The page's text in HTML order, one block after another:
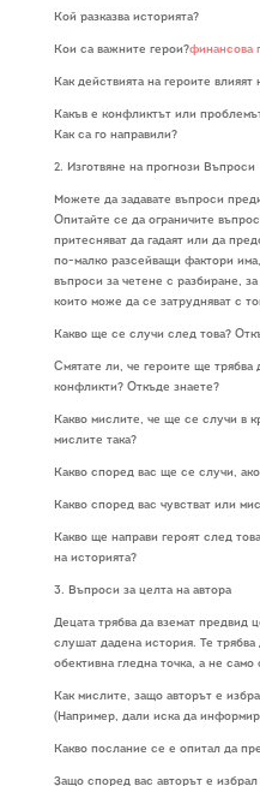
Кой разказва историята?
Кои са важните герои?финансова
Как действията на героите влияят
Какъв е конфликтът или
Как са го направили?
2. Изготвяне на прогнози Въпроси
Можете да задавате въпроси
Опитайте се да ограничите
притесняват да гадаят или да
по-малко разсейващи фактори
въпроси за четене с разбиране,
които може да се затрудняват с
Какво ще се случи след това?
Смятате ли, че героите ще
конфликти? Откъде знаете?
Какво мислите, че ще се случи в
мислите така?
Какво според вас ще се случи,
Какво според вас чувстват или
Какво ще направи героят след
на историята?
3. Въпроси за целта на автора
Децата трябва да вземат предвид
слушат дадена история. Те
обективна гледна точка, а не само
Как мислите, защо авторът е
(Например, дали иска да
Какво послание се е опитал да
Защо според вас авторът е избрал